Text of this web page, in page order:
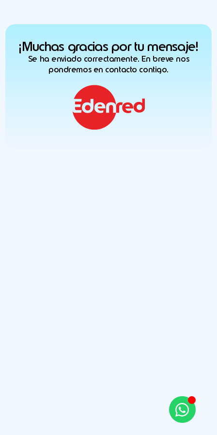
¡Muchas gracias por tu mensaje!
Se ha enviado correctamente. En breve nos
pondremos en contacto contigo.